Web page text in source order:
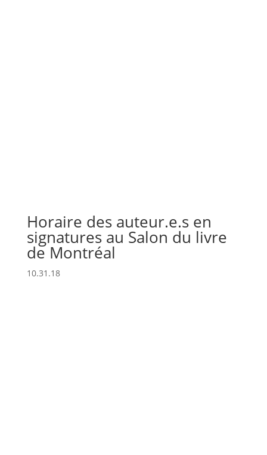
Horaire des auteur.e.s en
signatures au Salon du livre
de Montréal
10.31.18